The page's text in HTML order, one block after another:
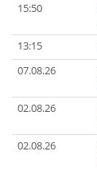
15:50
13:15
07.08.26
02.08.26
02.08.26